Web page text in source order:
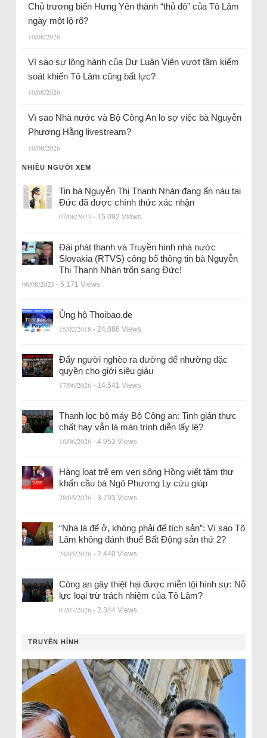
Chủ trương biến Hưng Yên thành “thủ đô” của Tô Lâm
ngày một lộ rõ?
10/08/2026
Vì sao sự lộng hành của Dư Luận Viên vượt tầm kiểm
soát khiến Tô Lâm cũng bất lực?
10/08/2026
Vì sao Nhà nước và Bộ Công An lo sợ việc bà Nguyễn
Phương Hằng livestream?
10/08/2026
NHIỀU NGƯỜI XEM
Tin bà Nguyễn Thị Thanh Nhàn đang ẩn náu tại
Đức đã được chính thức xác nhận
07/08/2023 - 15.092 Views
Đài phát thanh và Truyền hình nhà nước
Slovakia (RTVS) công bố thông tin bà Nguyễn
Thị Thanh Nhàn trốn sang Đức!
06/08/2023 - 5.171 Views
Ủng hộ Thoibao.de
15/02/2018 - 24.086 Views
Đẩy người nghèo ra đường để nhường đặc
quyền cho giới siêu giàu
17/06/2026 - 14.541 Views
Thanh lọc bộ máy Bộ Công an: Tinh giản thực
chất hay vẫn là màn trình diễn lấy lệ?
16/06/2026 - 4.953 Views
Hàng loạt trẻ em ven sông Hồng viết tâm thư
khẩn cầu bà Ngô Phương Ly cứu giúp
28/05/2026 - 3.793 Views
“Nhà là để ở, không phải để tích sản”: Vì sao Tô
Lâm không đánh thuế Bất Động sản thứ 2?
24/05/2026 - 2.440 Views
Công an gây thiệt hại được miễn tội hình sự: Nỗ
lực loại trừ trách nhiệm của Tô Lâm?
07/07/2026 - 2.344 Views
TRUYỀN HÌNH